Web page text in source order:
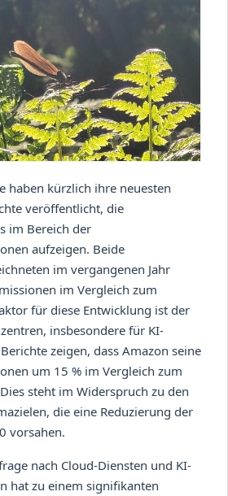
haben kürzlich ihre neuesten
veröffentlicht, die
im Bereich der
aufzeigen. Beide
im vergangenen Jahr
im Vergleich zum
für diese Entwicklung ist der
insbesondere für KI-
zeigen, dass Amazon seine
um 15 % im Vergleich zum
steht im Widerspruch zu den
die eine Reduzierung der
vorsahen.
nach Cloud-Diensten und KI-
hat zu einem signifikanten